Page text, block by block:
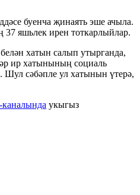
буенча җинаять эше ачыла.
яшьлек ирен тоткарлыйлар.
хатын салып утырганда,
ир хатынының социаль
Шул сәбәпле ул хатынын үтерә,
укыгыз